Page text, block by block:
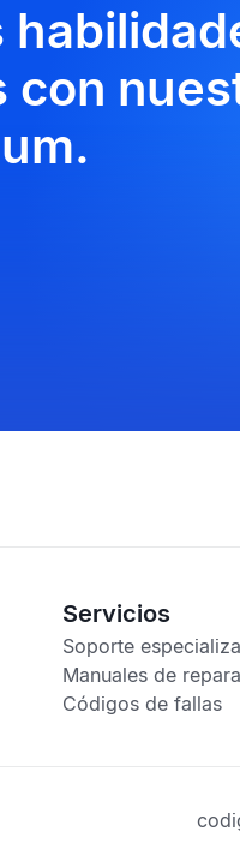
con
Servicios
Soporte
Manuales de
Códigos de fallas